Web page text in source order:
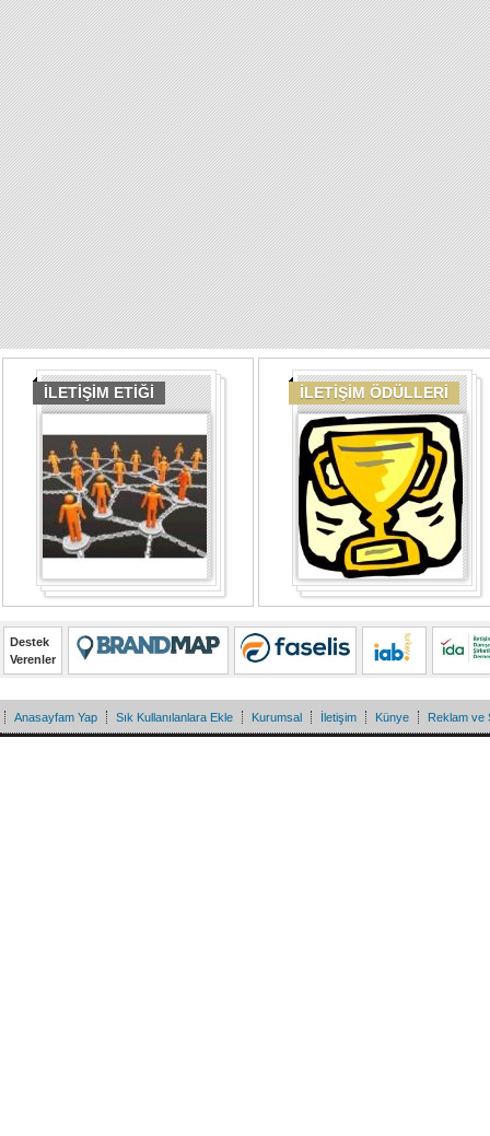
İLETİŞİM ETİĞİ İLETİŞİM ÖDÜLLERİ
Destek
Verenler
Anasayfam Yap Sık Kullanılanlara Ekle Kurumsal İletişim Künye Reklam ve